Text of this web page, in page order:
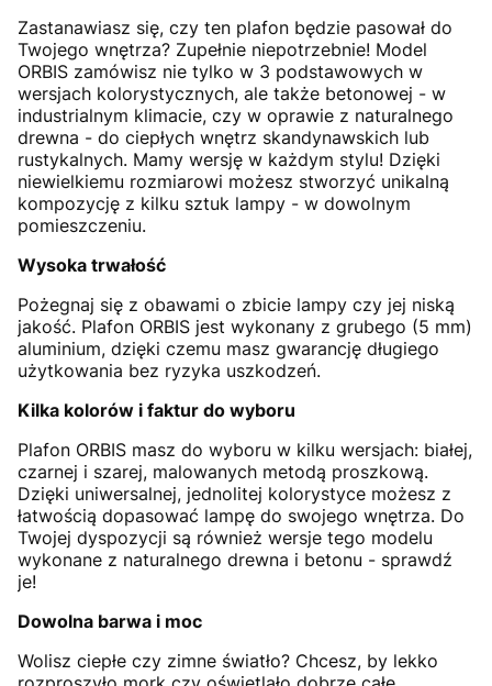
Zastanawiasz się, czy ten plafon będzie pasował do
Twojego wnętrza? Zupełnie niepotrzebnie! Model
ORBIS zamówisz nie tylko w 3 podstawowych w
wersjach kolorystycznych, ale także betonowej - w
industrialnym klimacie, czy w oprawie z naturalnego
drewna - do ciepłych wnętrz skandynawskich lub
rustykalnych. Mamy wersję w każdym stylu! Dzięki
niewielkiemu rozmiarowi możesz stworzyć unikalną
kompozycję z kilku sztuk lampy - w dowolnym
pomieszczeniu.
Wysoka trwałość
Pożegnaj się z obawami o zbicie lampy czy jej niską
jakość. Plafon ORBIS jest wykonany z grubego (5 mm)
aluminium, dzięki czemu masz gwarancję długiego
użytkowania bez ryzyka uszkodzeń.
Kilka kolorów i faktur do wyboru
Plafon ORBIS masz do wyboru w kilku wersjach: białej,
czarnej i szarej, malowanych metodą proszkową.
Dzięki uniwersalnej, jednolitej kolorystyce możesz z
łatwością dopasować lampę do swojego wnętrza. Do
Twojej dyspozycji są również wersje tego modelu
wykonane z naturalnego drewna i betonu - sprawdź
je!
Dowolna barwa i moc
Wolisz ciepłe czy zimne światło? Chcesz, by lekko